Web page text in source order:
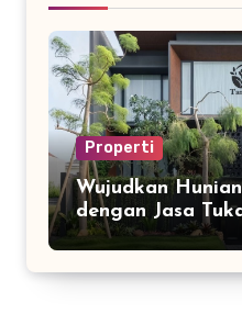
Properti
Wujudkan
dengan Jasa
Profesional